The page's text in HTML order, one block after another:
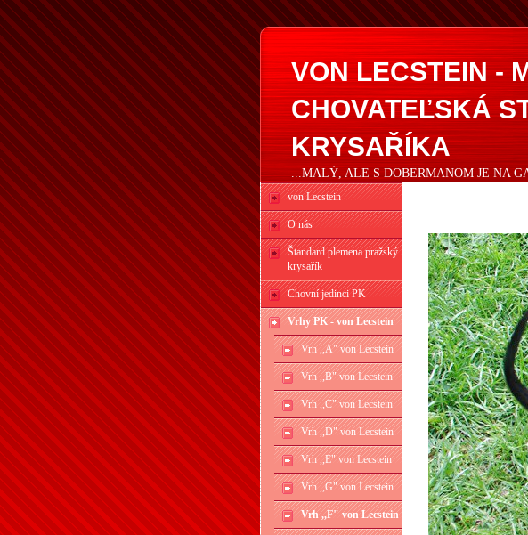
VON LECSTEIN -
CHOVATEĽSKÁ
KRYSAŘÍKA
...MALÝ, ALE S DOBERMANOM JE NA
von Lecstein
O nás
Štandard plemena pražský
krysařík
Chovní jedinci PK
Vrhy PK - von Lecstein
Vrh ,,A" von Lecstein
Vrh ,,B" von Lecstein
Vrh ,,C" von Lecstein
Vrh ,,D" von Lecstein
Vrh ,,E" von Lecstein
Vrh ,,G" von Lecstein
Vrh ,,F" von Lecstein